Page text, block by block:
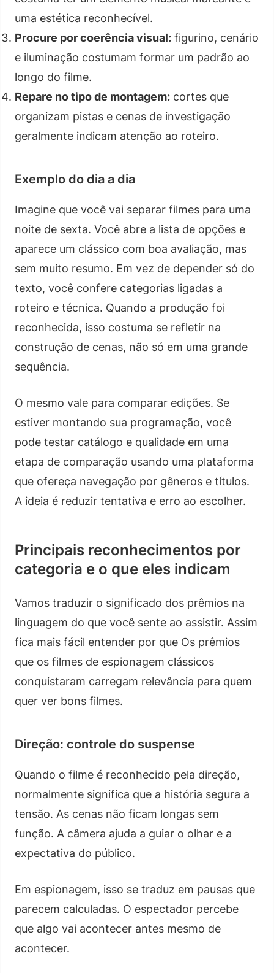
uma estética reconhecível.
Procure por coerência visual: figurino, cenário
e iluminação costumam formar um padrão ao
longo do filme.
Repare no tipo de montagem: cortes que
organizam pistas e cenas de investigação
geralmente indicam atenção ao roteiro.
Exemplo do dia a dia
Imagine que você vai separar filmes para uma
noite de sexta. Você abre a lista de opções e
aparece um clássico com boa avaliação, mas
sem muito resumo. Em vez de depender só do
texto, você confere categorias ligadas a
roteiro e técnica. Quando a produção foi
reconhecida, isso costuma se refletir na
construção de cenas, não só em uma grande
sequência.
O mesmo vale para comparar edições. Se
estiver montando sua programação, você
pode testar catálogo e qualidade em uma
etapa de comparação usando uma plataforma
que ofereça navegação por gêneros e títulos.
A ideia é reduzir tentativa e erro ao escolher.
Principais reconhecimentos por
categoria e o que eles indicam
Vamos traduzir o significado dos prêmios na
linguagem do que você sente ao assistir. Assim
fica mais fácil entender por que Os prêmios
que os filmes de espionagem clássicos
conquistaram carregam relevância para quem
quer ver bons filmes.
Direção: controle do suspense
Quando o filme é reconhecido pela direção,
normalmente significa que a história segura a
tensão. As cenas não ficam longas sem
função. A câmera ajuda a guiar o olhar e a
expectativa do público.
Em espionagem, isso se traduz em pausas que
parecem calculadas. O espectador percebe
que algo vai acontecer antes mesmo de
acontecer.